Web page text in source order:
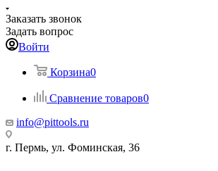
Заказать звонок
Задать вопрос
Войти
Корзина0
Сравнение товаров0
info@pittools.ru
г. Пермь, ул. Фоминская, 36